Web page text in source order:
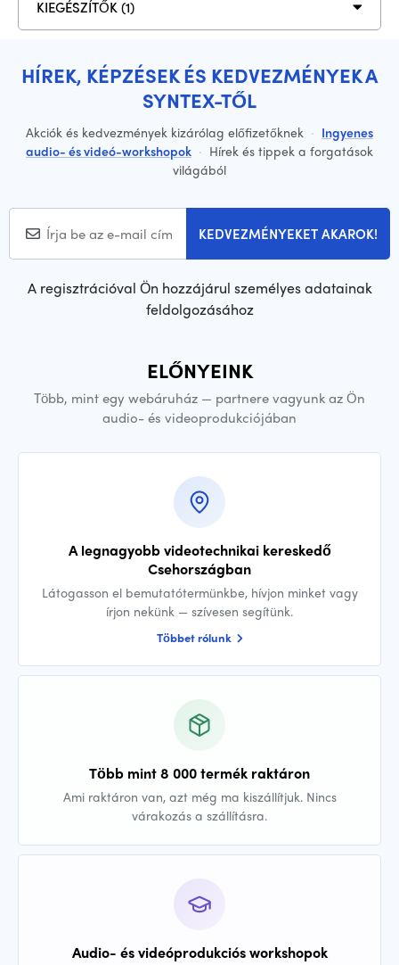
KIEGÉSZÍTŐK (1)
HÍREK, KÉPZÉSEK ÉS KEDVEZMÉNYEK A
SYNTEX-TŐL
Akciók és kedvezmények kizárólag előfizetőknek · Ingyenes
audio- és videó-workshopok · Hírek és tippek a forgatások
világából
KEDVEZMÉNYEKET AKAROK!
A regisztrációval Ön hozzájárul személyes adatainak
feldolgozásához
ELŐNYEINK
Több, mint egy webáruház — partnere vagyunk az Ön
audio- és videoprodukciójában
A legnagyobb videotechnikai kereskedő
Csehországban
Látogasson el bemutatótermünkbe, hívjon minket vagy
írjon nekünk — szívesen segítünk.
Többet rólunk
Több mint 8 000 termék raktáron
Ami raktáron van, azt még ma kiszállítjuk. Nincs
várakozás a szállításra.
Audio- és videóprodukciós workshopok